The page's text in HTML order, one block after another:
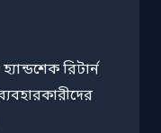
রিটার্ন